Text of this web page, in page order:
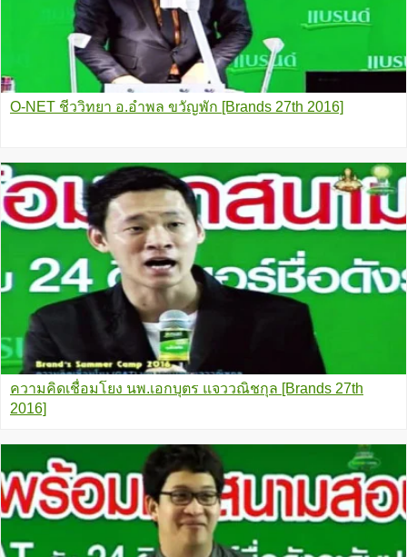
O-NET ชีววิทยา อ.อำพล ขวัญพัก [Brands 27th 2016]
ความคิดเชื่อมโยง นพ.เอกบุตร แจววณิชกุล [Brands 27th
2016]